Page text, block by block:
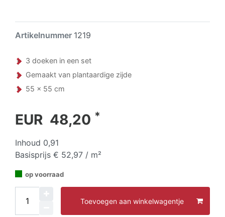
Artikelnummer 1219
3 doeken in een set
Gemaakt van plantaardige zijde
55 x 55 cm
EUR 48,20 *
Inhoud 0,91
Basisprijs € 52,97 / m²
op voorraad
Toevoegen aan winkelwagentje